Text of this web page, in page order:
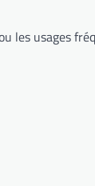
les usages